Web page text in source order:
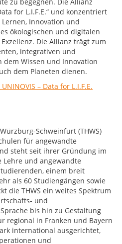
for L.I.F.E.“ und konzentriert
Innovation und
ökologischen und digitalen
Die Allianz trägt zum
integrativen und
dem Wissen und Innovation
dem Planeten dienen.
– Data for L.I.F.E.
Schweinfurt (THWS)
für angewandte
steht seit ihrer Gründung im
Lehre und angewandte
einem breit
als 60 Studiengängen sowie
die THWS ein weites Spektrum
und
bis hin zu Gestaltung
regional in Franken und Bayern
international ausgerichtet,
und